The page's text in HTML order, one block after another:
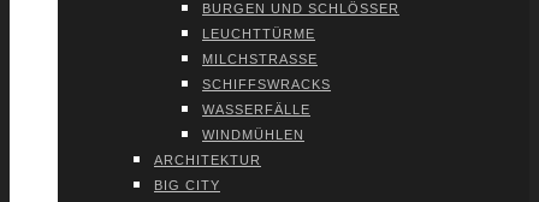
BUR­GEN UND SCHLÖS­SER
LEUCHT­TÜR­ME
MILCH­STRAS­SE
SCHIFFS­WRACKS
WAS­SER­FÄL­LE
WIND­MÜH­LEN
ARCHI­TEK­TUR
BIG CITY